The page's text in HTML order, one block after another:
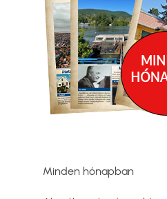
Minden hónapban